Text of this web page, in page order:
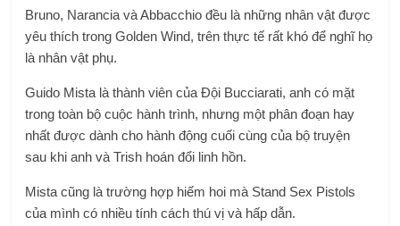
Bruno, Narancia và Abbacchio đều là những nhân vật được
yêu thích trong Golden Wind, trên thực tế rất khó để nghĩ họ
là nhân vật phụ.
Guido Mista là thành viên của Đội Bucciarati, anh có mặt
trong toàn bộ cuộc hành trình, nhưng một phân đoạn hay
nhất được dành cho hành động cuối cùng của bộ truyện
sau khi anh và Trish hoán đổi linh hồn.
Mista cũng là trường hợp hiếm hoi mà Stand Sex Pistols
của mình có nhiều tính cách thú vị và hấp dẫn.